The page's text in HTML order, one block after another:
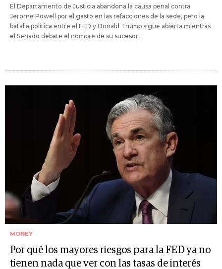
El Departamento de Justicia abandona la causa penal contra
Jerome Powell por el gasto en las refacciones de la sede, pero la
batalla política entre el FED y Donald Trump sigue abierta mientras
el Senado debate el nombre de su sucesor.
MONEY
Por qué los mayores riesgos para la FED ya no
tienen nada que ver con las tasas de interés